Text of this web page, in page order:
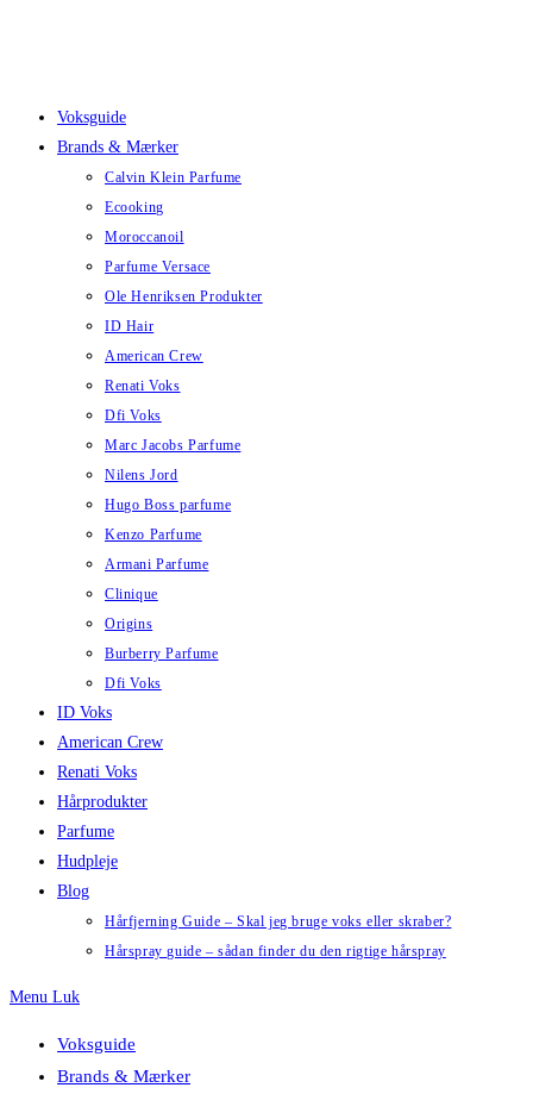
Voksguide
Brands & Mærker
Calvin Klein Parfume
Ecooking
Moroccanoil
Parfume Versace
Ole Henriksen Produkter
ID Hair
American Crew
Renati Voks
Dfi Voks
Marc Jacobs Parfume
Nilens Jord
Hugo Boss parfume
Kenzo Parfume
Armani Parfume
Clinique
Origins
Burberry Parfume
Dfi Voks
ID Voks
American Crew
Renati Voks
Hårprodukter
Parfume
Hudpleje
Blog
Hårfjerning Guide – Skal jeg bruge voks eller skraber?
Hårspray guide – sådan finder du den rigtige hårspray
Menu Luk
Voksguide
Brands & Mærker